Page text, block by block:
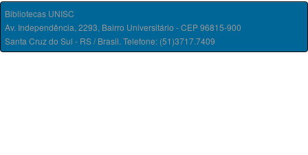
Bibliotecas UNISC
Av. Independência, 2293, Bairro Universitário - CEP 96815-900
Santa Cruz do Sul - RS / Brasil. Telefone: (51)3717.7409